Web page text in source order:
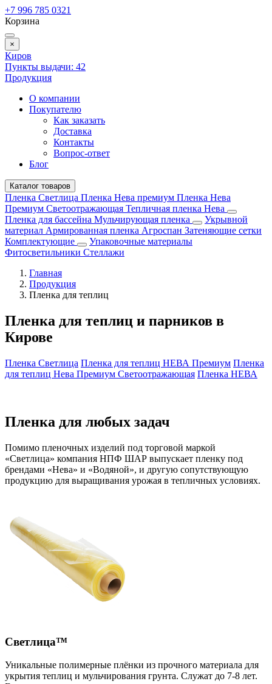
+7 996 785 0321
Корзина
×
Киров
Пункты выдачи: 42
Продукция
О компании
Покупателю
Как заказать
Доставка
Контакты
Вопрос-ответ
Блог
Каталог товаров
Пленка Светлица Пленка Нева премиум Пленка Нева
Премиум Светоотражающая Тепличная пленка Нева
Пленка для бассейна Мульчирующая пленка
Укрывной
материал Армированная пленка Агроспан Затеняющие сетки
Комплектующие
Упаковочные материалы
Фитосветильники Стеллажи
Главная
Продукция
Пленка для теплиц
Пленка для теплиц и парников в
Кирове
Пленка Светлица Пленка для теплиц НЕВА Премиум Пленка
для теплиц Нева Премиум Светоотражающая Пленка НЕВА
Пленка для любых задач
Помимо пленочных изделий под торговой маркой
«Светлица» компания НПФ ШАР выпускает пленку под
брендами «Нева» и «Водяной», и другую сопутствующую
продукцию для выращивания урожая в тепличных условиях.
Светлица™
Уникальные полимерные плёнки из прочного материала для
укрытия теплиц и мульчирования грунта. Служат до 7-8 лет.